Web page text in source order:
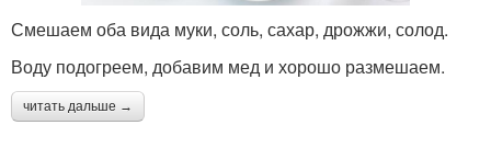
Смешаем оба вида муки, соль, сахар, дрожжи, солод.
Воду подогреем, добавим мед и хорошо размешаем.
читать дальше →